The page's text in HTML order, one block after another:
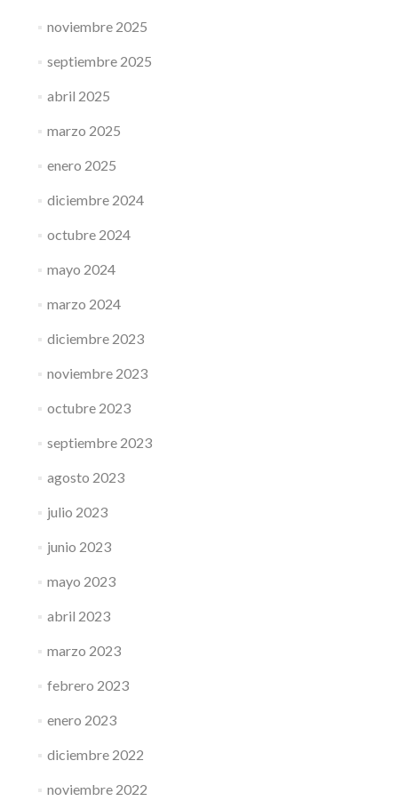
noviembre 2025
septiembre 2025
abril 2025
marzo 2025
enero 2025
diciembre 2024
octubre 2024
mayo 2024
marzo 2024
diciembre 2023
noviembre 2023
octubre 2023
septiembre 2023
agosto 2023
julio 2023
junio 2023
mayo 2023
abril 2023
marzo 2023
febrero 2023
enero 2023
diciembre 2022
noviembre 2022